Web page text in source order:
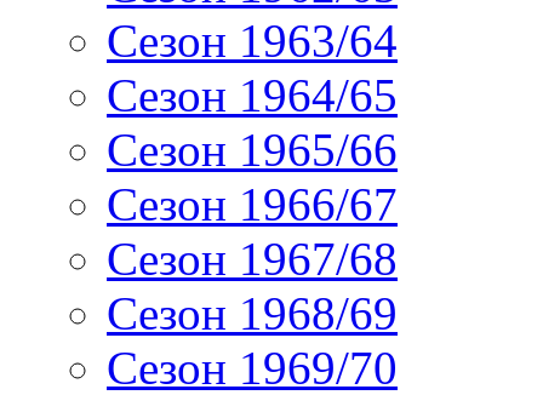
Сезон 1963/64
Сезон 1964/65
Сезон 1965/66
Сезон 1966/67
Сезон 1967/68
Сезон 1968/69
Сезон 1969/70